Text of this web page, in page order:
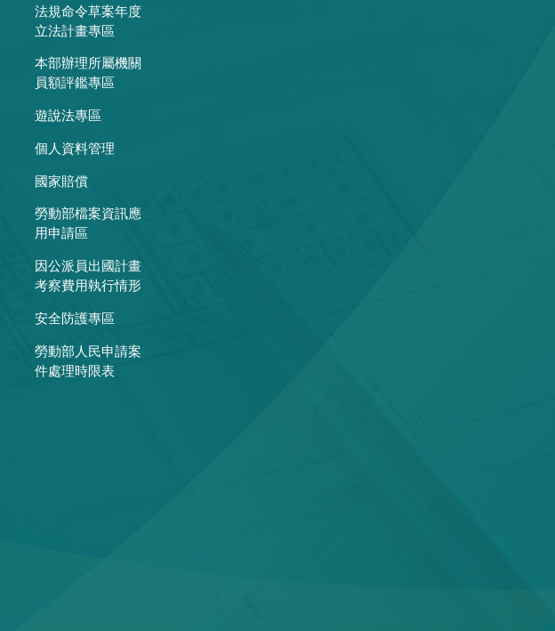
法規命令草案年度
立法計畫專區
本部辦理所屬機關
員額評鑑專區
遊說法專區
個人資料管理
國家賠償
勞動部檔案資訊應
用申請區
因公派員出國計畫
考察費用執行情形
安全防護專區
勞動部人民申請案
件處理時限表